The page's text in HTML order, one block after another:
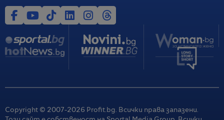
Copyright © 2007-2026 Profit.bg. Всички права запазени.